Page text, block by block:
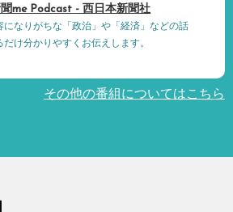
me Podcast - 西日本新聞社
になりがちな「政治」や「経済」などの話
だけ分かりやすくお伝えします。
その他の番組についてはこちら